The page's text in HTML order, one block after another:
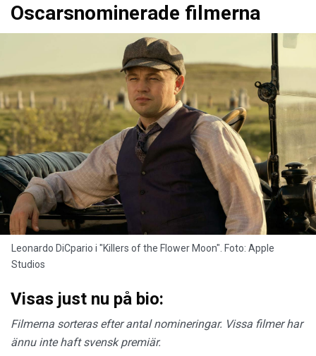
Oscarsnominerade filmerna
Leonardo DiCpario i "Killers of the Flower Moon". Foto: Apple
Studios
Visas just nu på bio:
Filmerna sorteras efter antal nomineringar. Vissa filmer har
ännu inte haft svensk premiär.